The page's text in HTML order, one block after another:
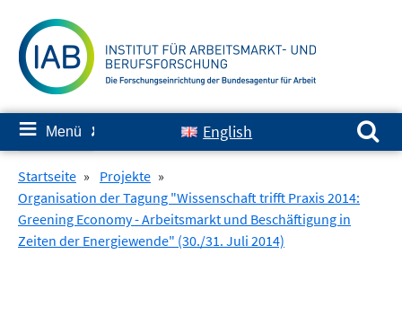
zum
Inhalt
≡ Menü ✘ English
Suchen nach:
Startseite » Projekte »
Organisation der Tagung "Wissenschaft trifft Praxis 2014:
Greening Economy - Arbeitsmarkt und Beschäftigung in
Zeiten der Energiewende" (30./31. Juli 2014)